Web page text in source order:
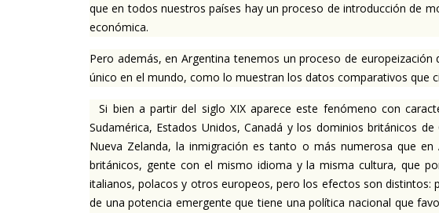
que en todos nuestros países hay un proceso de introducción de
económica.
Pero además, en Argentina tenemos un proceso de
único en el mundo, como lo muestran los datos comparativos que
Si bien a partir del siglo XIX aparece este fenómeno con
Sudamérica, Estados Unidos, Canadá y los dominios británicos
Nueva Zelanda, la inmigración es tanto o más numerosa que
británicos, gente con el mismo idioma y la misma cultura, que
italianos, polacos y otros europeos, pero los efectos son
de una potencia emergente que tiene una política nacional que